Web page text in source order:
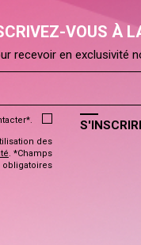
VOUS À
recevoir en exclusivité
des
. *Champs
obligatoires